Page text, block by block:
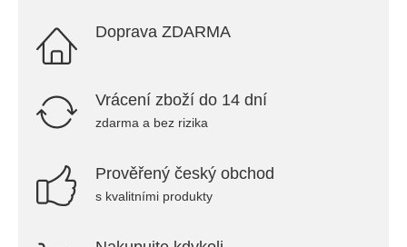
Doprava ZDARMA
Vrácení zboží do 14 dní
zdarma a bez rizika
Prověřený český obchod
s kvalitními produkty